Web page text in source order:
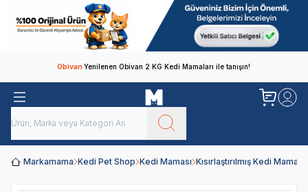
ObivanYenilenen Obivan 2 KG Kedi Mamaları ile tanışın!
Markamama Kedi Pet Shop Kedi Maması Kısırlaştırılmış Kedi Maması